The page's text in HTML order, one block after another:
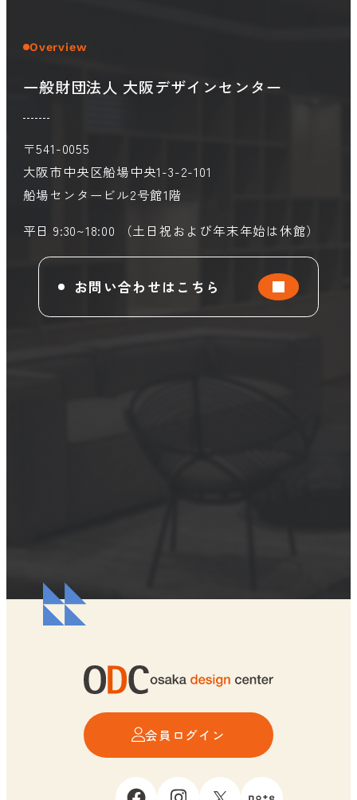
Overview
一般財団法人 大阪デザインセンター
〒541-0055
大阪市中央区船場中央1-3-2-101
船場センタービル2号館1階
平日 9:30~18:00 （土日祝および年末年始は休館）
お問い合わせはこちら
会員ログイン